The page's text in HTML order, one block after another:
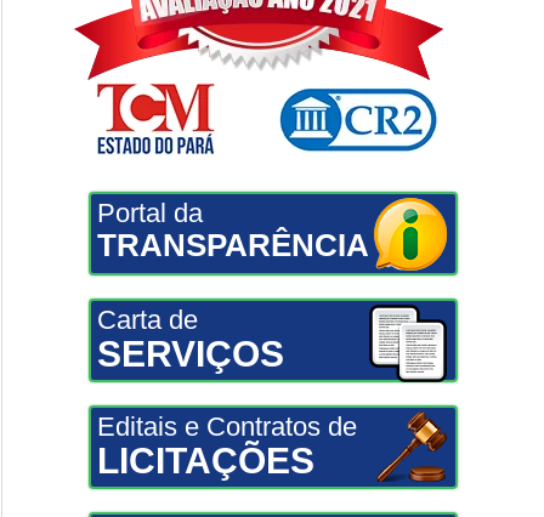
Portal da
TRANSPARÊNCIA
Carta de
SERVIÇOS
Editais e Contratos de
LICITAÇÕES